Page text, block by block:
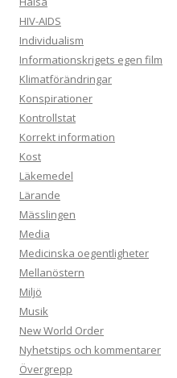
HIV-AIDS
Individualism
Informationskrigets egen film
Klimatförändringar
Konspirationer
Kontrollstat
Korrekt information
Kost
Läkemedel
Lärande
Mässlingen
Media
Medicinska oegentligheter
Mellanöstern
Miljö
Musik
New World Order
Nyhetstips och kommentarer
Övergrepp